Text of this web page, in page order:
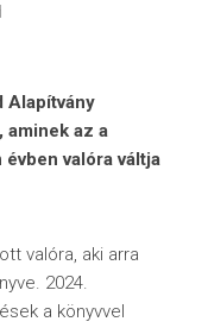
Alapítvány
aminek az a
valóra váltja
valóra, aki arra
2024.
a könyvvel